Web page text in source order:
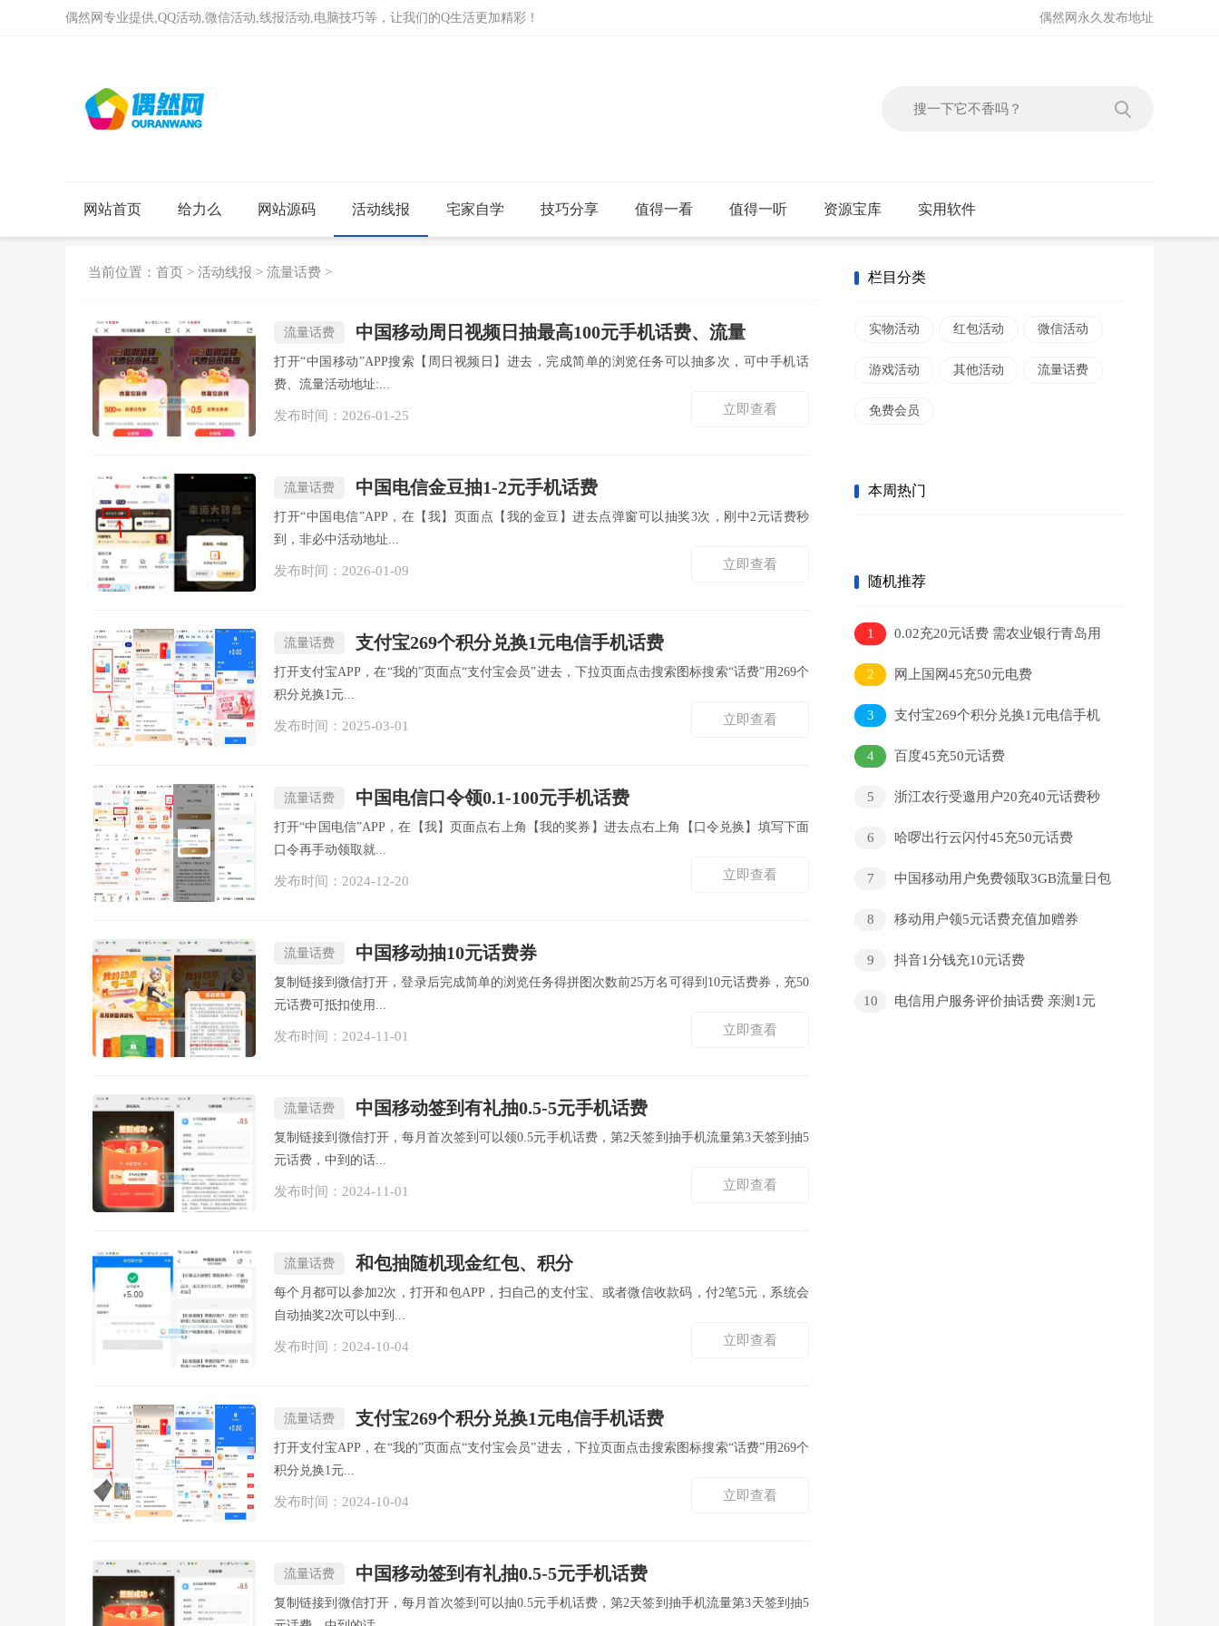
偶然网专业提供,QQ活动,微信活动,线报活动,电脑技巧等，让我们的Q生活更加精彩！ 偶然网永久发布地址
网站首页 给力么 网站源码 活动线报 宅家自学 技巧分享 值得一看 值得一听 资源宝库 实用软件
当前位置： 首页 > 活动线报 > 流量话费 >
流量话费 中国移动周日视频日抽最高100元手机话费、流量
打开“中国移动”APP搜索【周日视频日】进去，完成简单的浏览任务可以抽多次，可中手机话
费、流量活动地址:...
发布时间：2026-01-25 立即查看
流量话费 中国电信金豆抽1-2元手机话费
打开“中国电信”APP，在【我】页面点【我的金豆】进去点弹窗可以抽奖3次，刚中2元话费秒
到，非必中活动地址...
发布时间：2026-01-09 立即查看
流量话费 支付宝269个积分兑换1元电信手机话费
打开支付宝APP，在“我的”页面点“支付宝会员”进去，下拉页面点击搜索图标搜索“话费”用269个
积分兑换1元...
发布时间：2025-03-01 立即查看
流量话费 中国电信口令领0.1-100元手机话费
打开“中国电信”APP，在【我】页面点右上角【我的奖券】进去点右上角【口令兑换】填写下面
口令再手动领取就...
发布时间：2024-12-20 立即查看
流量话费 中国移动抽10元话费券
复制链接到微信打开，登录后完成简单的浏览任务得拼图次数前25万名可得到10元话费券，充50
元话费可抵扣使用...
发布时间：2024-11-01 立即查看
流量话费 中国移动签到有礼抽0.5-5元手机话费
复制链接到微信打开，每月首次签到可以领0.5元手机话费，第2天签到抽手机流量第3天签到抽5
元话费，中到的话...
发布时间：2024-11-01 立即查看
流量话费 和包抽随机现金红包、积分
每个月都可以参加2次，打开和包APP，扫自己的支付宝、或者微信收款码，付2笔5元，系统会
自动抽奖2次可以中到...
发布时间：2024-10-04 立即查看
流量话费 支付宝269个积分兑换1元电信手机话费
打开支付宝APP，在“我的”页面点“支付宝会员”进去，下拉页面点击搜索图标搜索“话费”用269个
积分兑换1元...
发布时间：2024-10-04 立即查看
流量话费 中国移动签到有礼抽0.5-5元手机话费
复制链接到微信打开，每月首次签到可以抽0.5元手机话费，第2天签到抽手机流量第3天签到抽5
栏目分类
实物活动 红包活动 微信活动
游戏活动 其他活动 流量话费
免费会员
本周热门
随机推荐
1
0.02充20元话费 需农业银行青岛用
户
2
网上国网45充50元电费
3
支付宝269个积分兑换1元电信手机
话费
4
百度45充50元话费
5
浙江农行受邀用户20充40元话费秒
6
哈啰出行云闪付45充50元话费
7 中国移动用户免费领取3GB流量日包
8 移动用‪户领5元话‪费‪充‪值加赠‪券
9 抖音1分钱充10元话费
10 电信用户服务评价抽话费 亲测1元